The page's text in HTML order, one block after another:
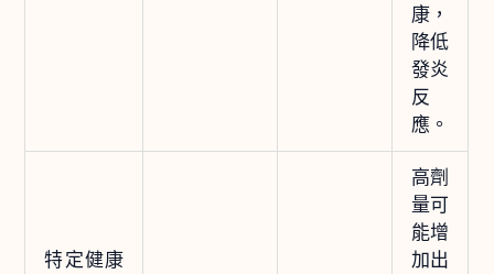
康，
降低
發炎
反
應。
特定健康
高劑
量可
能增
加出